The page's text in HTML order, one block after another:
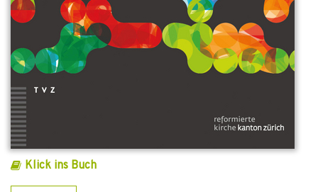
Klick ins Buch